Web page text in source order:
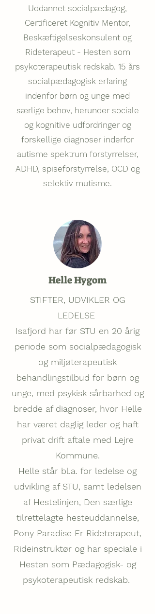
Uddannet socialpædagog,
Certificeret Kognitiv Mentor,
Beskæftigelseskonsulent og
Rideterapeut - Hesten som
psykoterapeutisk redskab. 15 års
socialpædagogisk erfaring
indenfor børn og unge med
særlige behov, herunder sociale
og kognitive udfordringer og
forskellige diagnoser inderfor
autisme spektrum forstyrrelser,
ADHD, spiseforstyrrelse, OCD og
selektiv mutisme.
Helle Hygom
STIFTER, UDVIKLER OG
LEDELSE
Isafjord har før STU en 20 årig
periode som socialpædagogisk
og miljøterapeutisk
behandlingstilbud for børn og
unge, med psykisk sårbarhed og
bredde af diagnoser, hvor Helle
har været daglig leder og haft
privat drift aftale med Lejre
Kommune.
Helle står bl.a. for ledelse og
udvikling af STU, samt ledelsen
af Hestelinjen, Den særlige
tilrettelagte hesteuddannelse,
Pony Paradise Er Rideterapeut,
Rideinstruktør og har speciale i
Hesten som Pædagogisk- og
psykoterapeutisk redskab.